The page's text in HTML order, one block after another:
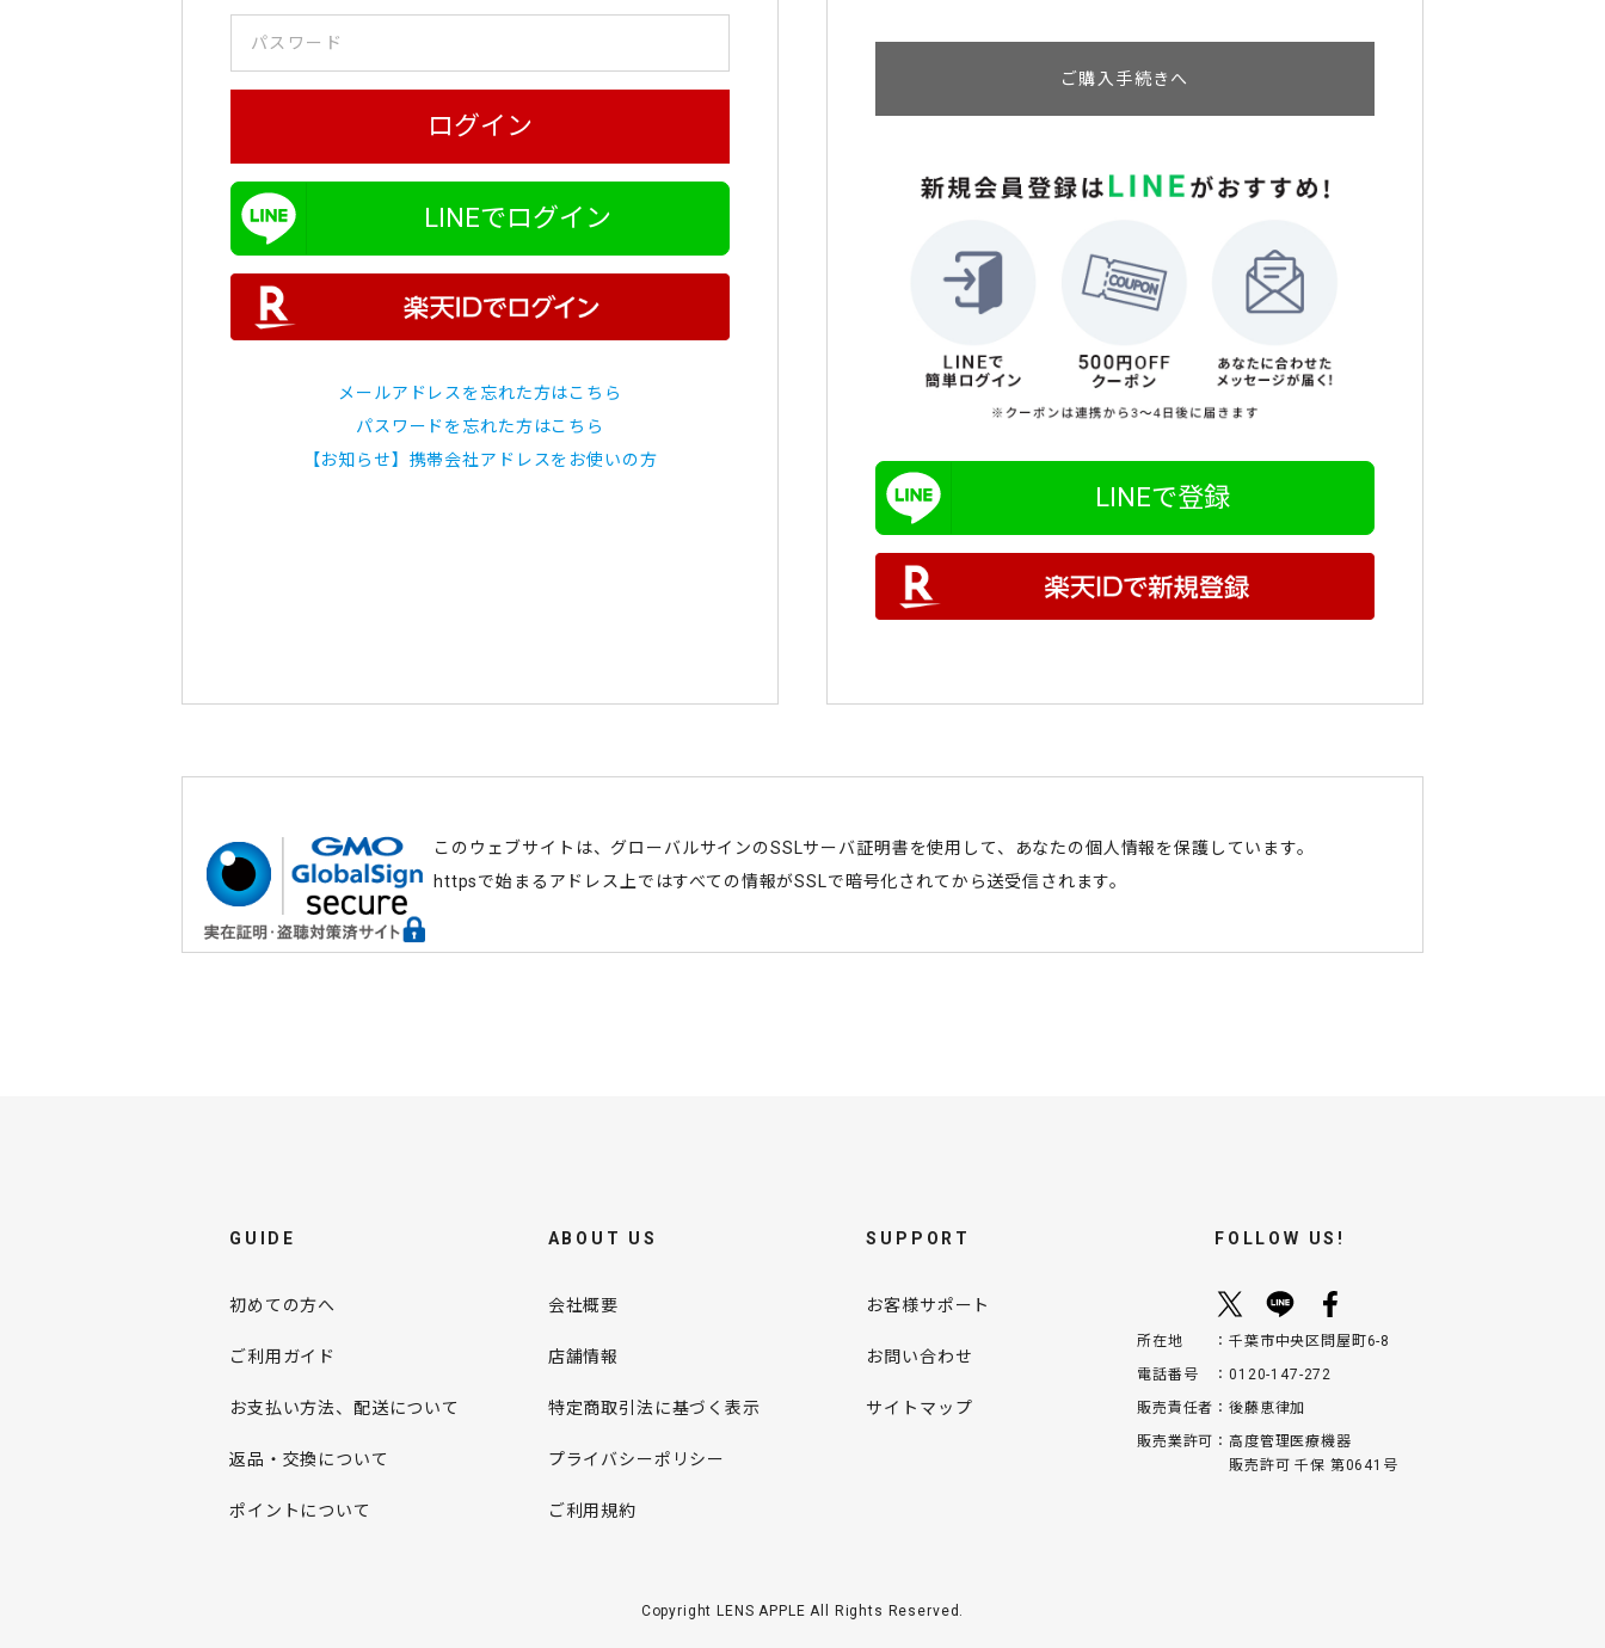
ログイン
LINEでログイン
メールアドレスを忘れた方はこちら
パスワードを忘れた方はこちら
【お知らせ】携帯会社アドレスをお使いの方
ご購入手続きへ
LINEで登録
このウェブサイトは、グローバルサインのSSLサーバ証明書を使用して、あなたの個人情報を保護しています。
httpsで始まるアドレス上ではすべての情報がSSLで暗号化されてから送受信されます。
GUIDE
初めての方へ
ご利用ガイド
お支払い方法、配送について
返品・交換について
ポイントについて
ABOUT US
会社概要
店舗情報
特定商取引法に基づく表示
プライバシーポリシー
ご利用規約
SUPPORT
お客様サポート
お問い合わせ
サイトマップ
FOLLOW US!
所在地
千葉市中央区問屋町6-8
電話番号
0120-147-272
販売責任者
後藤恵律加
販売業許可
高度管理医療機器
販売許可 千保 第0641号
Copyright LENS APPLE All Rights Reserved.